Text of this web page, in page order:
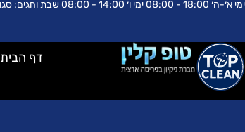
לתוכן
דילוג
ימי א׳-ה׳ 18:00 - 08:00 ימי ו׳ 14:00 - 08:00 שבת וחגים: סגור
דף הבית